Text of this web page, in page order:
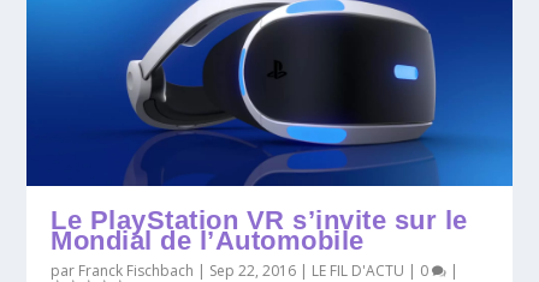
Le PlayStation VR s’invite sur le
Mondial de l’Automobile
par Franck Fischbach | Sep 22, 2016 | LE FIL D'ACTU | 0 |